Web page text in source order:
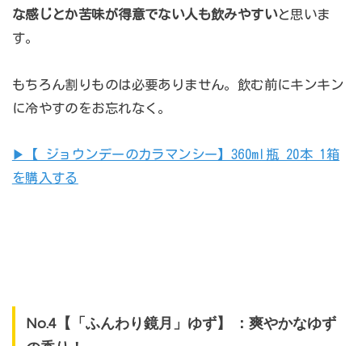
な感じとか苦味が得意でない人も飲みやすいと思いま
す。
もちろん割りものは必要ありません。飲む前にキンキン
に冷やすのをお忘れなく。
▶︎【 ジョウンデーのカラマンシー】360ml瓶 20本 1箱
を購入する
No.4【「ふんわり鏡月」ゆず】 ：爽やかなゆず